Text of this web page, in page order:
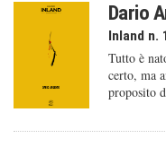
Dario
Inland n.
Tutto è
certo, ma
proposito